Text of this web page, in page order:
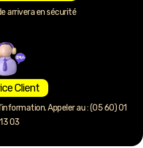
arrivera en sécurité
Client
Appeler au : (05 60) 01
13 03